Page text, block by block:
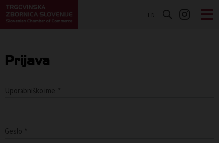
EN
Prijava
Uporabniško ime *
Geslo *